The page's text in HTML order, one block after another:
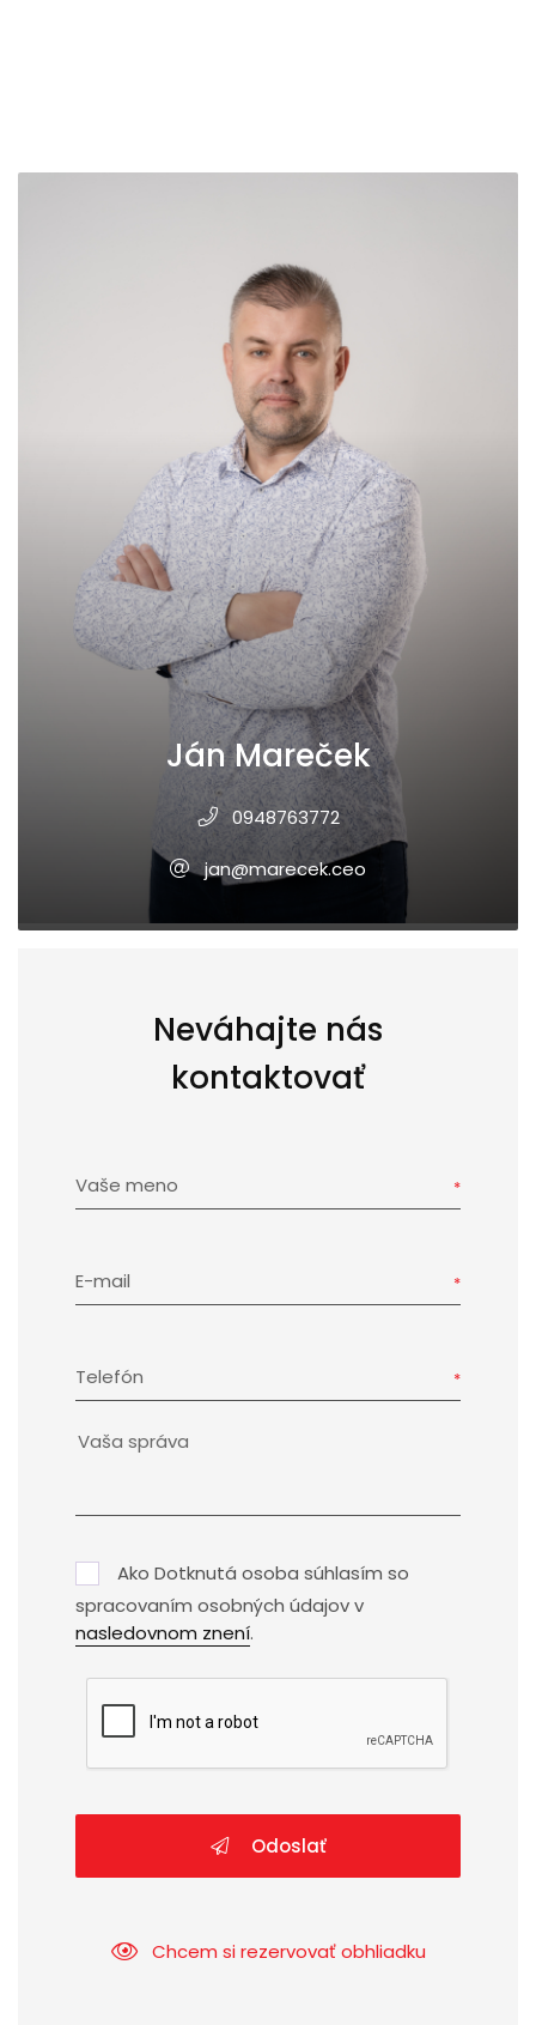
Ján Mareček
0948763772
jan@marecek.ceo
Neváhajte nás
kontaktovať
Vaše meno
E-mail
Telefón
Ako Dotknutá osoba súhlasím so
spracovaním osobných údajov v
nasledovnom znení.
Odoslať
Chcem si rezervovať obhliadku